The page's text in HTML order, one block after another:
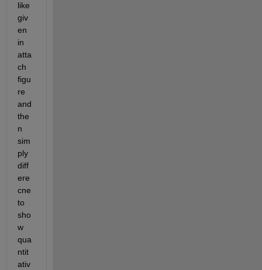
like
giv
en
in
atta
ch
figu
re
and
the
n
sim
ply
diff
ere
cne
to
sho
w
qua
ntit
ativ